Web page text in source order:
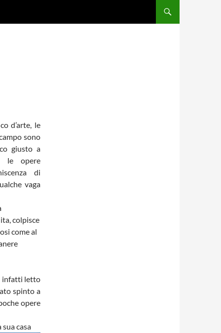
d’arte, le
sono
giusto a
le opere
di
vaga
colpisce
come al
infatti letto
spinto a
opere
casa